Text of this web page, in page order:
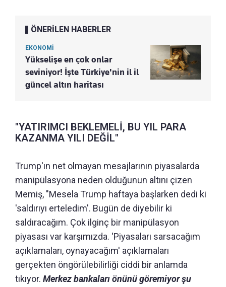
ÖNERİLEN HABERLER
EKONOMİ
Yükselişe en çok onlar
seviniyor! İşte Türkiye'nin il il
güncel altın haritası
"YATIRIMCI BEKLEMELİ, BU YIL PARA
KAZANMA YILI DEĞİL"
Trump'ın net olmayan mesajlarının piyasalarda
manipülasyona neden olduğunun altını çizen
Memiş, "Mesela Trump haftaya başlarken dedi ki
'saldırıyı erteledim'. Bugün de diyebilir ki
saldıracağım. Çok ilginç bir manipülasyon
piyasası var karşımızda. 'Piyasaları sarsacağım
açıklamaları, oynayacağım' açıklamaları
gerçekten öngörülebilirliği ciddi bir anlamda
tıkıyor. Merkez bankaları önünü göremiyor şu